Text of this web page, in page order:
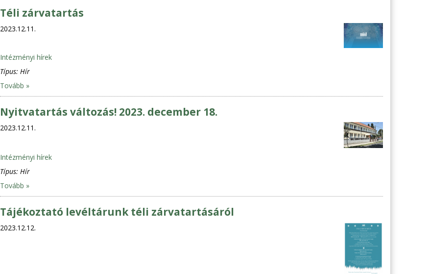
Téli zárvatartás
2023.12.11.
Intézményi hírek
Típus: Hír
Tovább »
Nyitvatartás változás! 2023. december 18.
2023.12.11.
Intézményi hírek
Típus: Hír
Tovább »
Tájékoztató levéltárunk téli zárvatartásáról
2023.12.12.